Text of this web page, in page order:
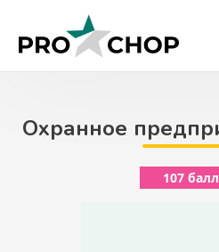
content
Охранное
107